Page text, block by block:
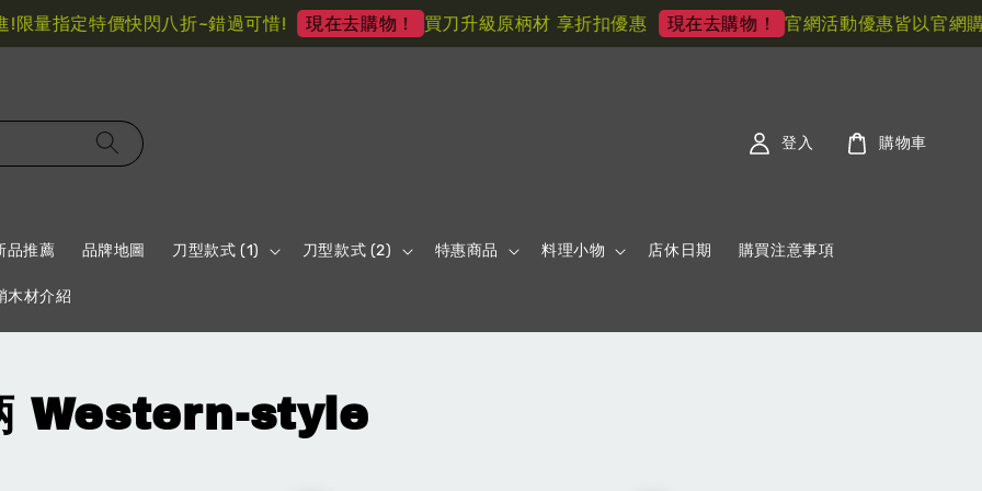
指定特價快閃八折~錯過可惜! 現在去購物！ 買刀升級原柄材 享折扣優惠 現在去購物！ 官網活動優惠皆以官網購買
品推薦 品牌地圖 刀型款式 (1) 刀型款式 (2) 特惠商品 料理小物 店休日期 購買注意事項
木材介紹
登入 購物車
Western-style